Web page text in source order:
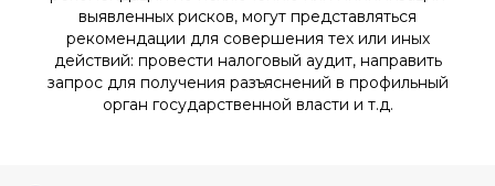
выявленных рисков, могут представляться
рекомендации для совершения тех или иных
действий: провести налоговый аудит, направить
запрос для получения разъяснений в профильный
орган государственной власти и т.д.